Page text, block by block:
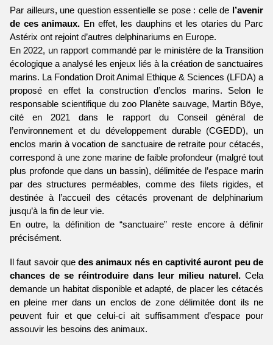
Par ailleurs, une question essentielle se pose : celle de l’avenir
de ces animaux. En effet, les dauphins et les otaries du Parc
Astérix ont rejoint d’autres delphinariums en Europe.
En 2022, un rapport commandé par le ministère de la Transition
écologique a analysé les enjeux liés à la création de sanctuaires
marins. La Fondation Droit Animal Ethique & Sciences (LFDA) a
proposé en effet la construction d’enclos marins. Selon le
responsable scientifique du zoo Planète sauvage, Martin Böye,
cité en 2021 dans le rapport du Conseil général de
l’environnement et du développement durable (CGEDD), un
enclos marin à vocation de sanctuaire de retraite pour cétacés,
correspond à une zone marine de faible profondeur (malgré tout
plus profonde que dans un bassin), délimitée de l’espace marin
par des structures perméables, comme des filets rigides, et
destinée à l’accueil des cétacés provenant de delphinarium
jusqu’à la fin de leur vie.
En outre, la définition de “sanctuaire” reste encore à définir
précisément.
Il faut savoir que des animaux nés en captivité auront peu de
chances de se réintroduire dans leur milieu naturel. Cela
demande un habitat disponible et adapté, de placer les cétacés
en pleine mer dans un enclos de zone délimitée dont ils ne
peuvent fuir et que celui-ci ait suffisamment d’espace pour
assouvir les besoins des animaux.